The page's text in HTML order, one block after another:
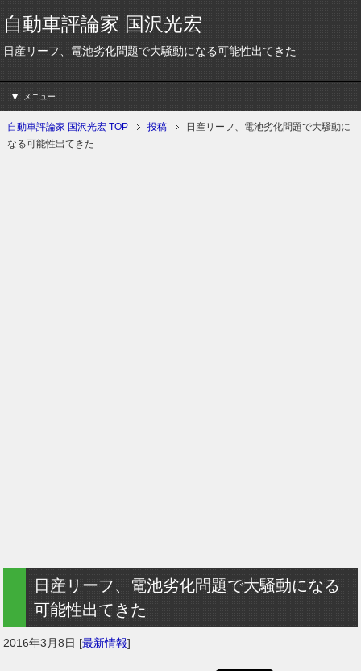
自動車評論家 国沢光宏
日産リーフ、電池劣化問題で大騒動になる可能性出てきた
メニュー
自動車評論家 国沢光宏 TOP 投稿
日産リーフ、電池劣化問題で大騒動に
なる可能性出てきた
日産リーフ、電池劣化問題で大騒動になる
可能性出てきた
2016年3月8日 [最新情報]